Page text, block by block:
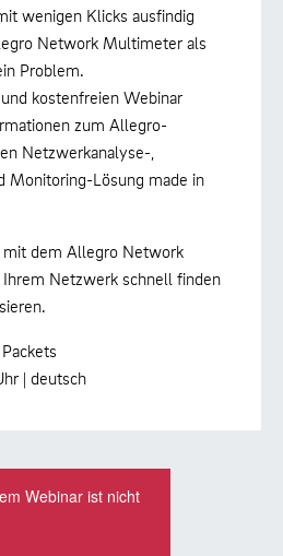
wenigen Klicks ausfindig
Network Multimeter als
Problem.
kostenfreien Webinar
zum Allegro-
Netzwerkanalyse-,
Monitoring-Lösung made in
mit dem Allegro Network
Netzwerk schnell finden
| deutsch